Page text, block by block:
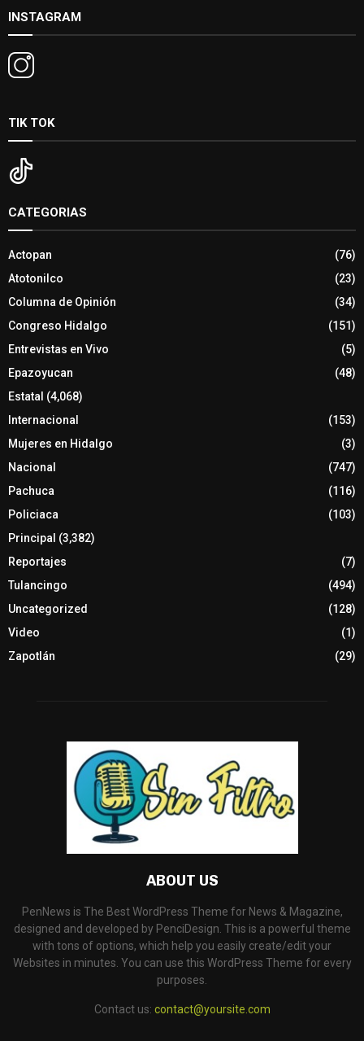
INSTAGRAM
TIK TOK
CATEGORIAS
Actopan
(76)
Atotonilco
(23)
Columna de Opinión
(34)
Congreso Hidalgo
(151)
Entrevistas en Vivo
(5)
Epazoyucan
(48)
Estatal (4,068)
Internacional
(153)
Mujeres en Hidalgo
(3)
Nacional
(747)
Pachuca
(116)
Policiaca
(103)
Principal (3,382)
Reportajes
(7)
Tulancingo
(494)
Uncategorized
(128)
Video
(1)
Zapotlán
(29)
ABOUT US
PenNews is The Best WordPress Theme for News & Magazine,
designed and developed by PenciDesign. This is a powerful theme
with tons of options, which help you easily create/edit your
Websites in minutes. You can use this WordPress Theme for every
purposes.
Contact us: contact@yoursite.com